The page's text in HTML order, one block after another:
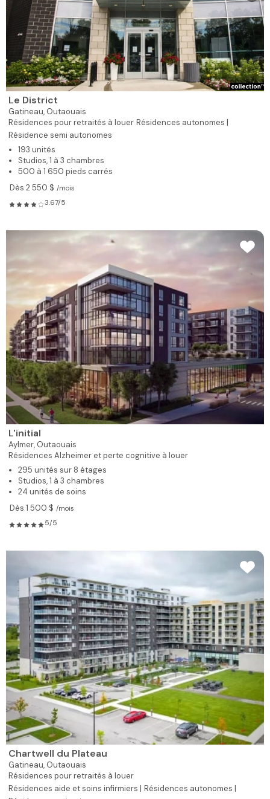
Le District
Gatineau, Outaouais
Résidences pour retraités à louer Résidences autonomes |
Résidence semi autonomes
193 unités
Studios, 1 à 3 chambres
500 à 1 650 pieds carrés
Dès 2 550 $ /mois
3.67/5
L'initial
Aylmer, Outaouais
Résidences Alzheimer et perte cognitive à louer
295 unités sur 8 étages
Studios, 1 à 3 chambres
24 unités de soins
Dès 1 500 $ /mois
5/5
Chartwell du Plateau
Gatineau, Outaouais
Résidences pour retraités à louer
Résidences aide et soins infirmiers | Résidences autonomes |